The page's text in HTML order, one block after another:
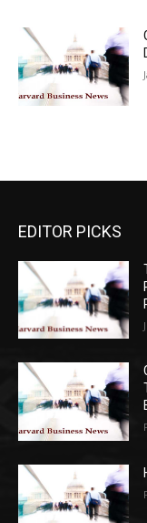
EDITOR PICKS